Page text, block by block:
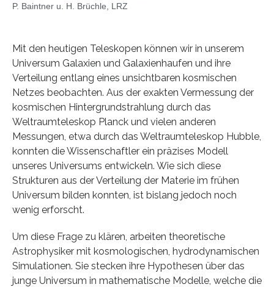
P. Baintner u. H. Brüchle, LRZ
Mit den heutigen Teleskopen können wir in unserem
Universum Galaxien und Galaxienhaufen und ihre
Verteilung entlang eines unsichtbaren kosmischen
Netzes beobachten. Aus der exakten Vermessung der
kosmischen Hintergrundstrahlung durch das
Weltraumteleskop Planck und vielen anderen
Messungen, etwa durch das Weltraumteleskop Hubble,
konnten die Wissenschaftler ein präzises Modell
unseres Universums entwickeln. Wie sich diese
Strukturen aus der Verteilung der Materie im frühen
Universum bilden konnten, ist bislang jedoch noch
wenig erforscht.
Um diese Frage zu klären, arbeiten theoretische
Astrophysiker mit kosmologischen, hydrodynamischen
Simulationen. Sie stecken ihre Hypothesen über das
junge Universum in mathematische Modelle, welche die